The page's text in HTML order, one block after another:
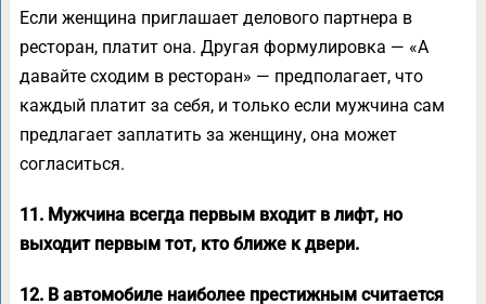
Если женщина приглашает делового партнера в
ресторан, платит она. Другая формулировка — «А
давайте сходим в ресторан» — предполагает, что
каждый платит за себя, и только если мужчина сам
предлагает заплатить за женщину, она может
согласиться.
11. Мужчина всегда первым входит в лифт, но
выходит первым тот, кто ближе к двери.
12. В автомобиле наиболее престижным считается